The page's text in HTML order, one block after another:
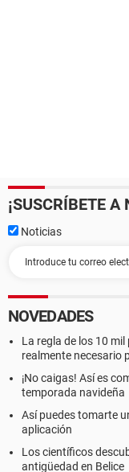
¡SUSCRÍBETE A
Noticias
NOVEDADES
La regla de los 10
realmente necesario
¡No caigas! Así es
temporada navideña
Así puedes tomarte
aplicación
Los científicos
antigüedad en Belice